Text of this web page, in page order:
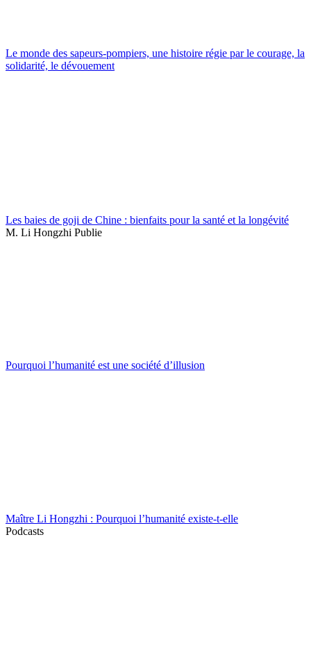
Le monde des sapeurs-pompiers, une histoire régie par le courage, la
solidarité, le dévouement
Les baies de goji de Chine : bienfaits pour la santé et la longévité
M. Li Hongzhi Publie
Pourquoi l’humanité est une société d’illusion
Maître Li Hongzhi : Pourquoi l’humanité existe-t-elle
Podcasts